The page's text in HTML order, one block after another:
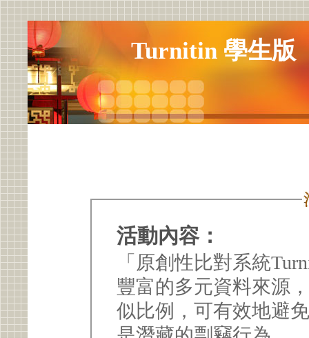
Turnitin 學生版
活動內容：
「原創性比對系統
豐富的多元資料來源
似比例，可有效地避